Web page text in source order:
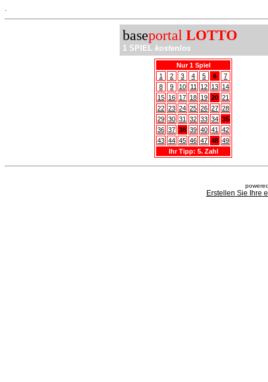
baseportal LOTTO
1 SPIEL kostenlos
Nur 1 Spiel
1
2 3 4 5 6
7
8
9 10 11 12 13 14
15 16 17 18 19 20 21
22 23 24 25 26 27 28
29 30 31 32 33 34 35
36 37 38 39 40 41
42
43 44 45 46 47 48 49
Ihr Tipp: 5. Zahl
Erstellen Sie Ihre